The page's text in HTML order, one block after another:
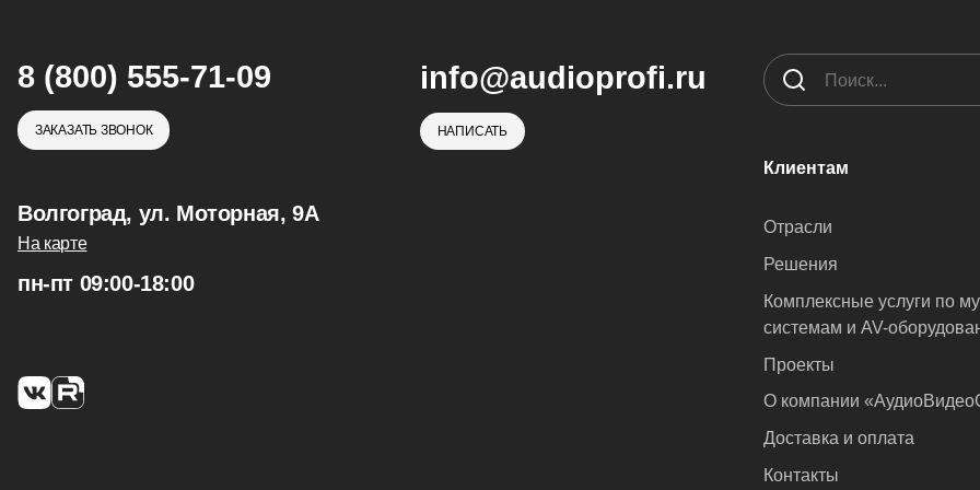
8 (800) 555-71-09
ЗАКАЗАТЬ ЗВОНОК
info@audioprofi.ru
НАПИСАТЬ
Волгоград, ул. Моторная, 9А
На карте
пн-пт 09:00-18:00
Клиентам
Отрасли
Решения
Комплексные услуги по
системам и AV-
Проекты
О компании
Доставка и оплата
Контакты